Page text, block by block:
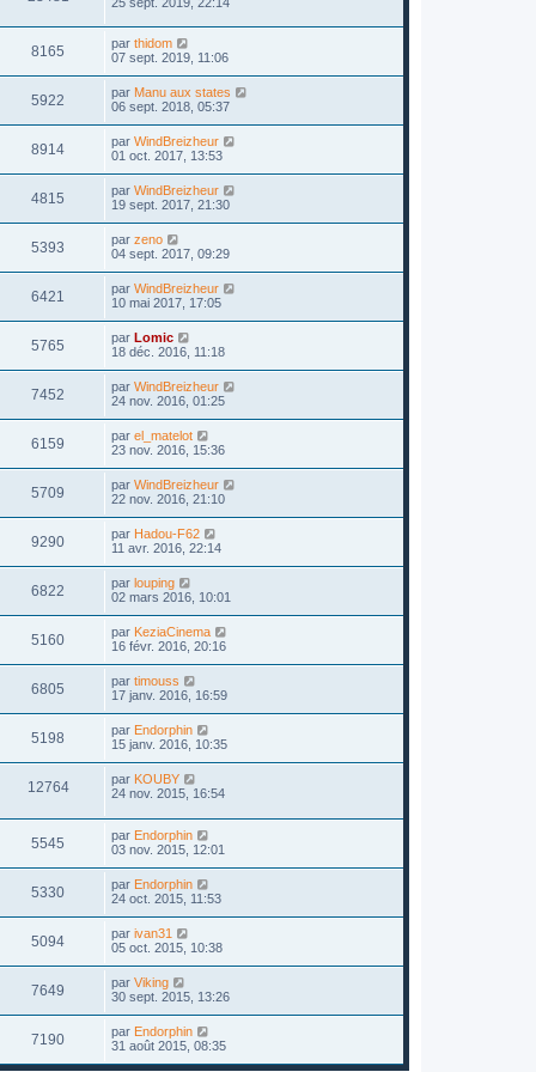
8165 par thidom
07 sept. 2019, 11:06
5922 par Manu aux states
06 sept. 2018, 05:37
8914 par WindBreizheur
01 oct. 2017, 13:53
4815 par WindBreizheur
19 sept. 2017, 21:30
5393 par zeno
04 sept. 2017, 09:29
6421 par WindBreizheur
10 mai 2017, 17:05
5765 par Lomic
18 déc. 2016, 11:18
7452 par WindBreizheur
24 nov. 2016, 01:25
6159 par el_matelot
23 nov. 2016, 15:36
5709 par WindBreizheur
22 nov. 2016, 21:10
9290 par Hadou-F62
11 avr. 2016, 22:14
6822 par louping
02 mars 2016, 10:01
5160 par KeziaCinema
16 févr. 2016, 20:16
6805 par timouss
17 janv. 2016, 16:59
5198 par Endorphin
15 janv. 2016, 10:35
12764 par KOUBY
24 nov. 2015, 16:54
5545 par Endorphin
03 nov. 2015, 12:01
5330 par Endorphin
24 oct. 2015, 11:53
5094 par ivan31
05 oct. 2015, 10:38
7649 par Viking
30 sept. 2015, 13:26
7190 par Endorphin
31 août 2015, 08:35